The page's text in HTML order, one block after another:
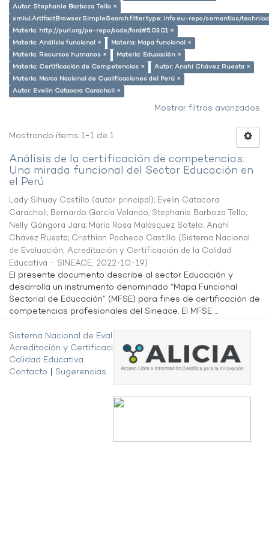
Autor: Stephanie Barboza Tello ×
xmlui.ArtifactBrowser.SimpleSearch.filter.type: info:eu-repo/semantics/
Materia: http://purl.org/pe-repo/ocde/ford#5.03.01 ×
Materia: Análisis funcional ×
Materia: Mapa funcional ×
Materia: Recursos humanos ×
Materia: Educación ×
Materia: Certificación de Competencias ×
Autor: Anahí Chávez Ruesta ×
Materia: Marco Nacional de Cualificaciones del Perú ×
Autor: Evelin Catacora Caracholi ×
Mostrar filtros avanzados
Mostrando ítems 1-1 de 1
Análisis de la certificación de competencias:
Una mirada funcional del Sector Educación en
el Perú
Lady Sihuay Castillo (autor principal); Evelin Catacora
Caracholi; Bernardo García Velando; Stephanie Barboza Tello;
Nelly Góngora Jara; María Rosa Malásquez Sotelo; Anahí
Chávez Ruesta; Cristhian Pacheco Castillo (Sistema Nacional
de Evaluación, Acreditación y Certificación de la Calidad
Educativa - SINEACE, 2022-10-19)
El presente documento describe al sector Educación y
desarrolla un instrumento denominado “Mapa Funcional
Sectorial de Educación” (MFSE) para fines de certificación de
competencias profesionales del Sineace. El MFSE ...
Sistema Nacional de Evaluación,
Acreditación y Certificación de la
Calidad Educativa
Contacto
Sugerencias